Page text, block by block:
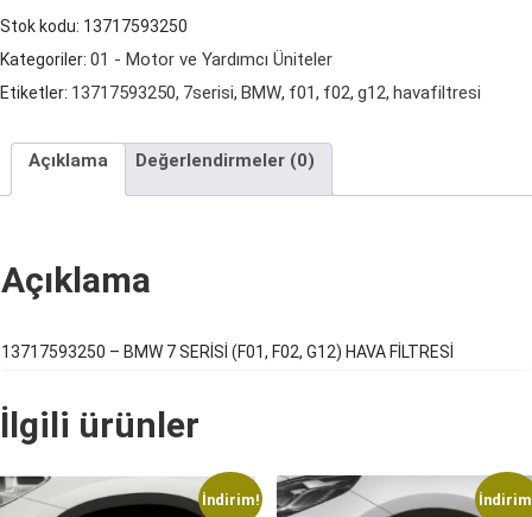
HAVA
Stok kodu: 13717593250
Kategoriler: 01 - Motor ve Yardımcı Üniteler
Etiketler: 13717593250, 7serisi, BMW, f01, f02, g12, havafiltresi
Açıklama Değerlendirmeler (0)
Açıklama
13717593250 – BMW 7 SERİSİ (F01, F02, G12) HAVA FİLTRESİ
İlgili ürünler
İndirim!